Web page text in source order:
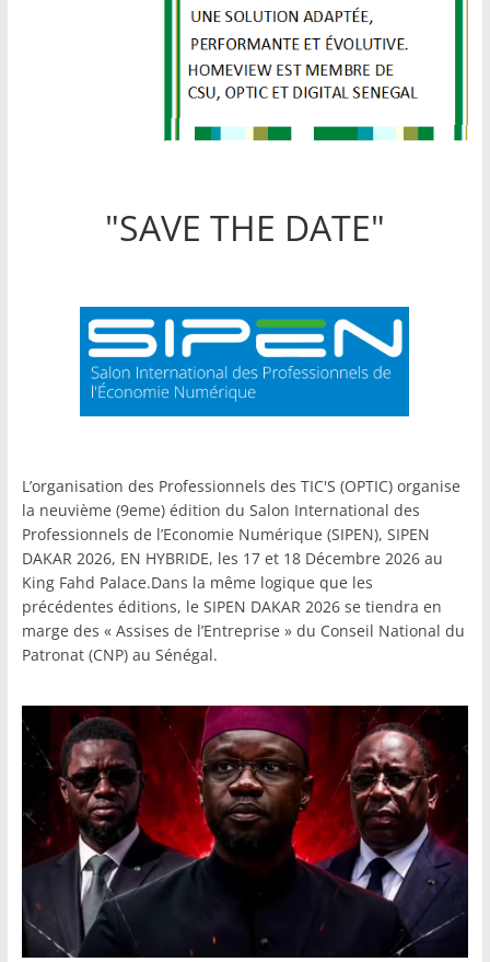
"SAVE THE DATE"
L’organisation des Professionnels des TIC'S (OPTIC) organise
la neuvième (9eme) édition du Salon International des
Professionnels de l’Economie Numérique (SIPEN), SIPEN
DAKAR 2026, EN HYBRIDE, les 17 et 18 Décembre 2026 au
King Fahd Palace.Dans la même logique que les
précédentes éditions, le SIPEN DAKAR 2026 se tiendra en
marge des « Assises de l’Entreprise » du Conseil National du
Patronat (CNP) au Sénégal.